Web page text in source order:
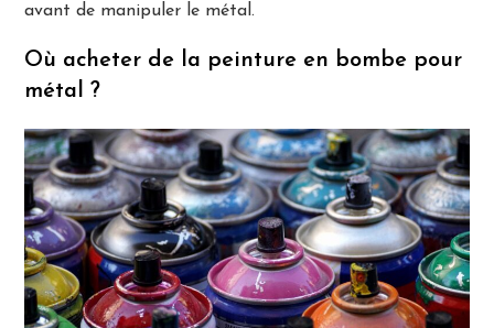
avant de manipuler le métal.
Où acheter de la peinture en bombe pour
métal ?